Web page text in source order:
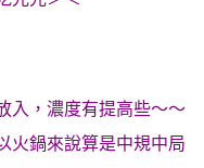
入，濃度有提高些～～
火鍋來說算是中規中局